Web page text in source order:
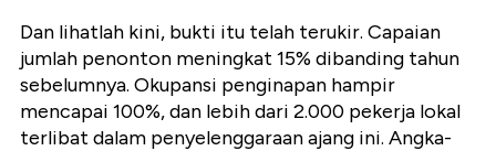
Dan lihatlah kini, bukti itu telah terukir. Capaian
jumlah penonton meningkat 15% dibanding tahun
sebelumnya. Okupansi penginapan hampir
mencapai 100%, dan lebih dari 2.000 pekerja lokal
terlibat dalam penyelenggaraan ajang ini. Angka-